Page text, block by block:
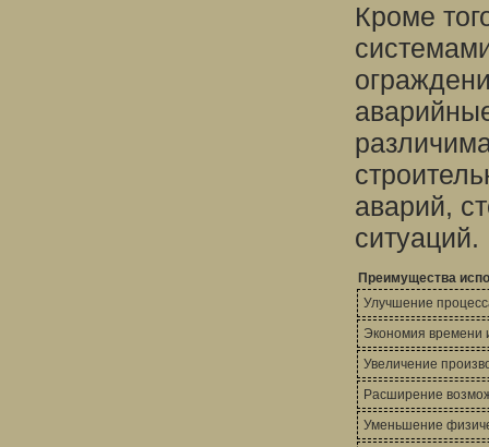
Кроме
аварий,
ситуаций.
Преимущества
Улучшение
Экономия времени
Увеличение
Расширение
Уменьшение